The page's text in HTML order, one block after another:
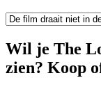
Wil je The
zien? Koop